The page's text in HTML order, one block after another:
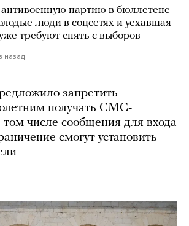
партию в бюллетене
люди в соцсетях и уехавшая
требуют снять с выборов
назад
запретить
получать СМС-
числе сообщения для входа
смогут установить